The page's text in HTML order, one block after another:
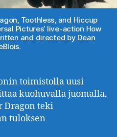
Toothless, and Hiccup
Pictures’ live-action How
and directed by Dean
toimistolla uusi
kuohuvalla juomalla,
Dragon teki
tuloksen